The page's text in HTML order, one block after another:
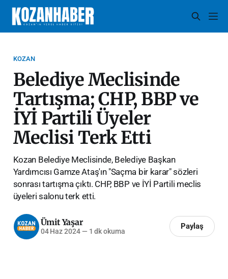
KOZAN
Belediye Meclisinde
Tartışma; CHP, BBP ve
İYİ Partili Üyeler
Meclisi Terk Etti
Kozan Belediye Meclisinde, Belediye Başkan
Yardımcısı Gamze Ataş'ın "Saçma bir karar" sözleri
sonrası tartışma çıktı. CHP, BBP ve İYİ Partili meclis
üyeleri salonu terk etti.
Ümit Yaşar
04 Haz 2024 — 1 dk okuma
Paylaş